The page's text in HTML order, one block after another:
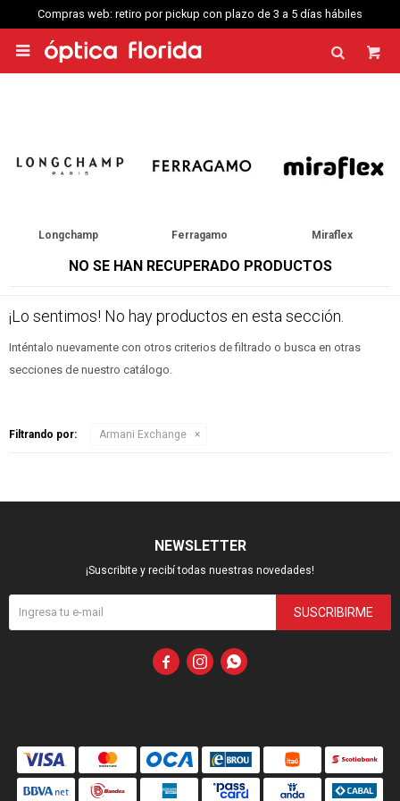
Compras web: retiro por pickup con plazo de 3 a 5 días hábiles

Longchamp Ferragamo Miraflex
NO SE HAN RECUPERADO PRODUCTOS
¡Lo sentimos! No hay productos en esta sección.
Inténtalo nuevamente con otros criterios de filtrado o busca en otras
secciones de nuestro catálogo.
Filtrando por: Armani Exchange
NEWSLETTER
¡Suscribite y recibí todas nuestras novedades!
SUSCRIBIRME
  